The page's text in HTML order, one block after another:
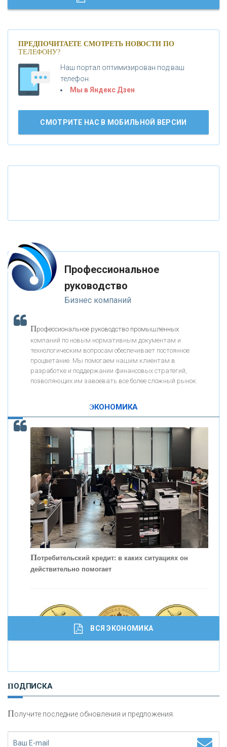
«МОСКОВСКИЙ КРЕДИТНЫЙ БАНК»
«БАНК ВОЗРОЖДЕНИЕ»
АО «КРЕДИТ ЕВРОПА БАНК»
«ФК ОТКРЫТИЕ»
«ЗАПСИБКОМБАНК»
«РОСЕВРОБАНК»
«ПРЕСС-СЛУЖБА ВТБ24»
«АВТОГРАДБАНК»
ОНАС
КОНТАКТЫ
Банки.ру обновил логотип впервые за 19 лет -
К ак Система быстрых платежей за пять лет
ПРЕДПОЧИТАЕТЕ СМОТРЕТЬ НОВОСТИ ПО
ТЕЛЕФОНУ?
Наш портал оптимизирован под ваш
телефон.
Мы в Яндекс Дзен
СМОТРИТЕ НАС В МОБИЛЬНОЙ ВЕРСИИ
Профессиональное
руководство
Бизнес компаний
Профессиональное руководство промышленных
компаний по новым нормативным документам и
технологическим вопросам обеспечивает постоянное
процветание. Мы помогаем нашим клиентам в
разработке и поддержании финансовых стратегий,
позволяющих им завоевать все более сложный рынок.
ЭКОНОМИКА
Потребительский кредит: в каких ситуациях он
действительно помогает
И
сохранения и увеличения капитала
ВСЯ ЭКОНОМИКА
ПОДПИСКА
Получите последние обновления и предложения.